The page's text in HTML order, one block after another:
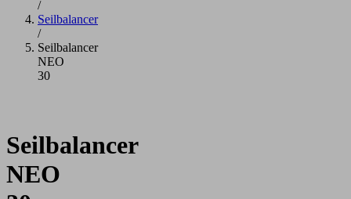
/
Seilbalancer
/
Seilbalancer
NEO
30
Seilbalancer
NEO